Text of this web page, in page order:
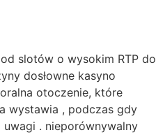
slotów o wysokim RTP do
dosłowne kasyno
otoczenie, które
wystawia , podczas gdy
. nieporównywalny